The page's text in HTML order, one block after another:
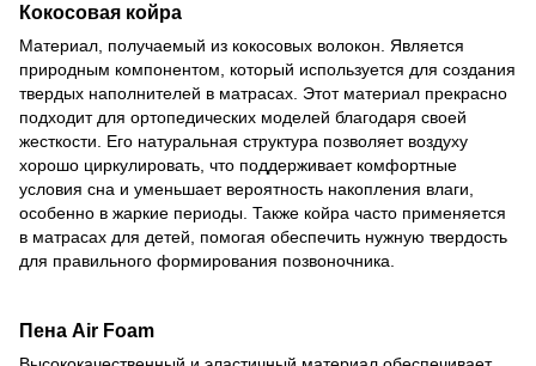
Кокосовая койра
Материал, получаемый из кокосовых волокон. Является
природным компонентом, который используется для создания
твердых наполнителей в матрасах. Этот материал прекрасно
подходит для ортопедических моделей благодаря своей
жесткости. Его натуральная структура позволяет воздуху
хорошо циркулировать, что поддерживает комфортные
условия сна и уменьшает вероятность накопления влаги,
особенно в жаркие периоды. Также койра часто применяется
в матрасах для детей, помогая обеспечить нужную твердость
для правильного формирования позвоночника.
Пена Air Foam